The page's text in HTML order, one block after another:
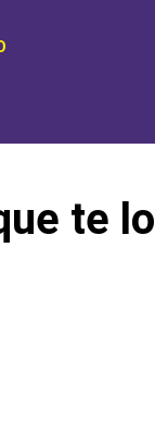
te